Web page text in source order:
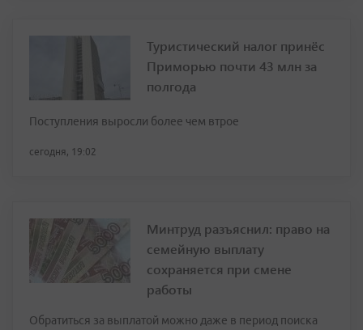
Туристический налог принёс
Приморью почти 43 млн за
полгода
Поступления выросли более чем втрое
сегодня, 19:02
Минтруд разъяснил: право на
семейную выплату
сохраняется при смене
работы
Обратиться за выплатой можно даже в период поиска